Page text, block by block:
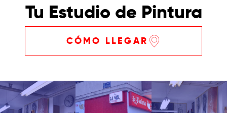
Tu Estudio de Pintura
CÓMO LLEGAR